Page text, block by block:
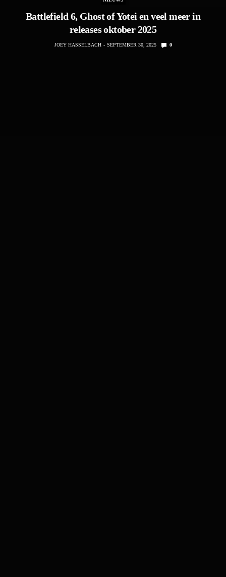
Battlefield 6, Ghost of Yotei en veel meer in
releases oktober 2025
JOEY HASSELBACH SEPTEMBER 30, 2025 0